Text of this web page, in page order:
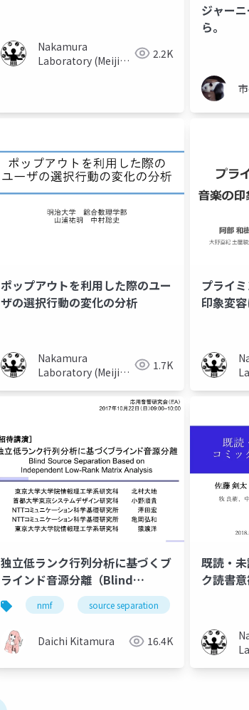
Nakamura
Laboratory (Meiji
2.2K
ジャー
ら。
kafka presto hbase log
ポップアウトを利用した際のユー
ザの選択行動の変化の分析
Nakamura
Laboratory (Meiji
1.7K
プライ
印象変
独立低ランク行列分析に基づくブ
ラインド音源分離（Blind
source separation based on
independent low-rank matrix
analysis）
nmf source separation
Daichi Kitamura 16.4K
既読・
ク読書